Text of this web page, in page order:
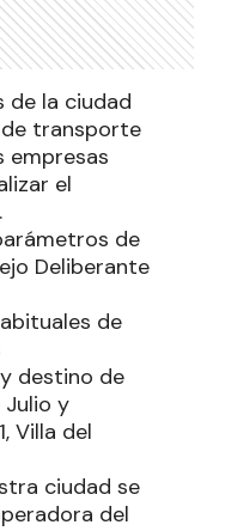
de la ciudad
de transporte
empresas
el
de
Deliberante
de
destino de
y
Villa del
ciudad se
del